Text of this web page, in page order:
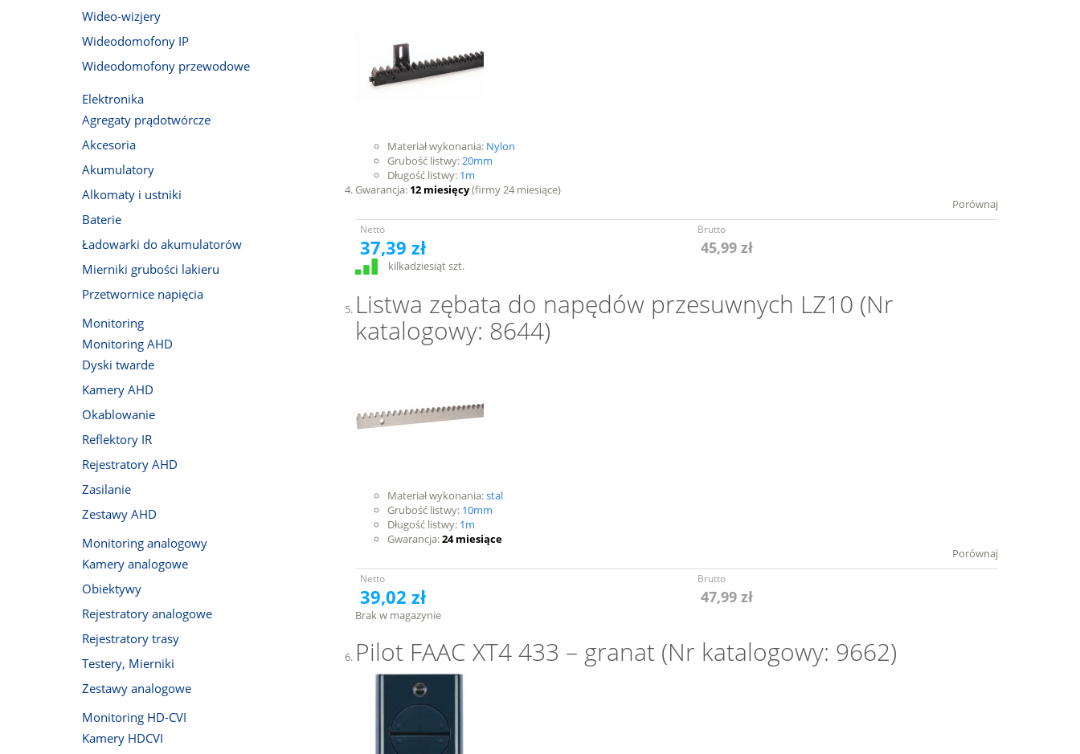
Materiał wykonania: Nylon
Grubość listwy: 20mm
Długość listwy: 1m
Gwarancja: 12 miesięcy(firmy 24 miesiące)
Porównaj
Netto Brutto
37,39 zł 45,99 zł
kilkadziesiąt szt.
Listwa zębata do napędów przesuwnych LZ10 (Nr
katalogowy: 8644)
Materiał wykonania:stal
Grubość listwy: 10mm
Długość listwy: 1m
Gwarancja:24 miesiące
Porównaj
Netto Brutto
39,02 zł 47,99 zł
Brak w magazynie
Pilot FAAC XT4 433 – granat (Nr katalogowy: 9662)
Wideo-wizjery
Wideodomofony IP
Wideodomofony przewodowe
Elektronika
Agregaty prądotwórcze
Akcesoria
Akumulatory
Alkomaty i ustniki
Baterie
Ładowarki do akumulatorów
Mierniki grubości lakieru
Przetwornice napięcia
Monitoring
Monitoring AHD
Dyski twarde
Kamery AHD
Okablowanie
Reflektory IR
Rejestratory AHD
Zasilanie
Zestawy AHD
Monitoring analogowy
Kamery analogowe
Obiektywy
Rejestratory analogowe
Rejestratory trasy
Testery, Mierniki
Zestawy analogowe
Monitoring HD-CVI
Kamery HDCVI